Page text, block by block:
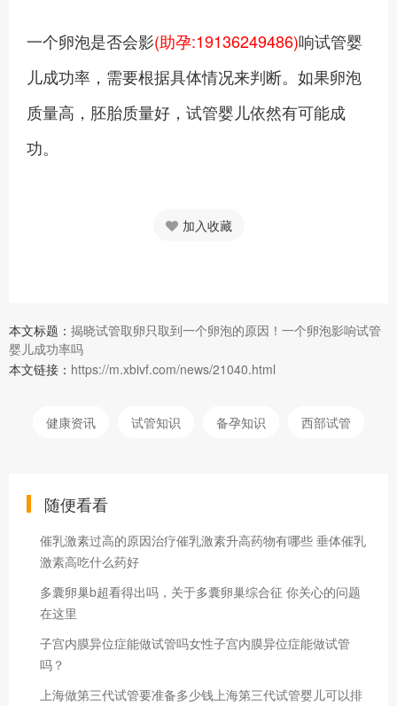
一个卵泡是否会影(助孕:19136249486)响试管婴
儿成功率，需要根据具体情况来判断。如果卵泡
质量高，胚胎质量好，试管婴儿依然有可能成
功。
加入收藏
本文标题： 揭晓试管取卵只取到一个卵泡的原因！一个卵泡影响试管
婴儿成功率吗
本文链接： https://m.xbivf.com/news/21040.html
健康资讯 试管知识 备孕知识 西部试管
随便看看
催乳激素过高的原因治疗催乳激素升高药物有哪些 垂体催乳
激素高吃什么药好
多囊卵巢b超看得出吗，关于多囊卵巢综合征 你关心的问题
在这里
子宫内膜异位症能做试管吗女性子宫内膜异位症能做试管
吗？
上海做第三代试管要准备多少钱上海第三代试管婴儿可以排